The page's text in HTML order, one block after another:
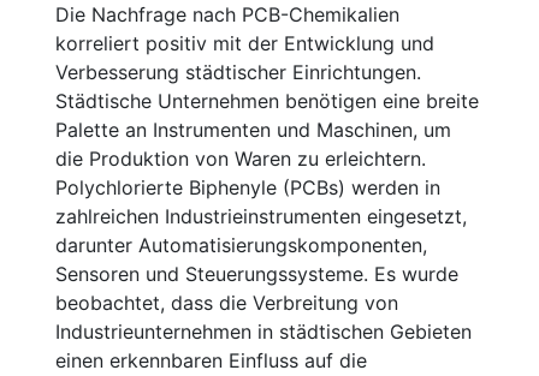
Die Nachfrage nach PCB-Chemikalien
korreliert positiv mit der Entwicklung und
Verbesserung städtischer Einrichtungen.
Städtische Unternehmen benötigen eine breite
Palette an Instrumenten und Maschinen, um
die Produktion von Waren zu erleichtern.
Polychlorierte Biphenyle (PCBs) werden in
zahlreichen Industrieinstrumenten eingesetzt,
darunter Automatisierungskomponenten,
Sensoren und Steuerungssysteme. Es wurde
beobachtet, dass die Verbreitung von
Industrieunternehmen in städtischen Gebieten
einen erkennbaren Einfluss auf die